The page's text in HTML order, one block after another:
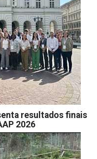
resultados finais
2026